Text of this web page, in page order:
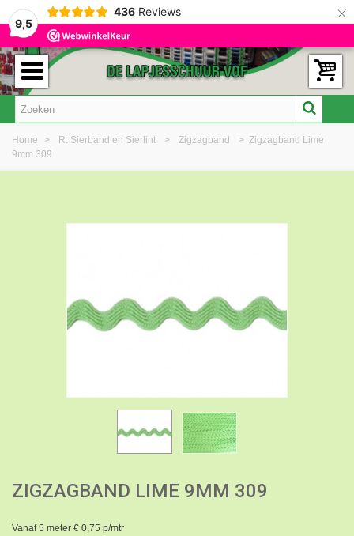
9,5
436 Reviews ×
Home > R: Sierband en Sierlint > Zigzagband > Zigzagband Lime
9mm 309
ZIGZAGBAND LIME 9MM 309
Vanaf 5 meter € 0,75 p/mtr